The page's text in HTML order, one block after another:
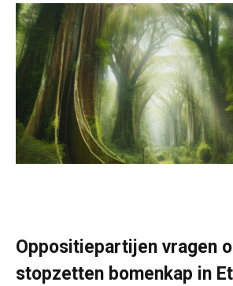
Oppositiepartijen vragen
stopzetten bomenkap in